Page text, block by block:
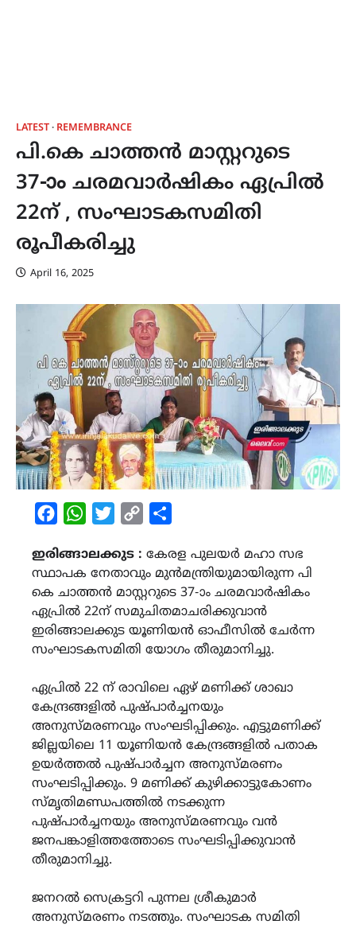
LATEST REMEMBRANCE
പി.കെ ചാത്തൻ മാസ്റ്ററുടെ
37-ാം ചരമവാർഷികം ഏപ്രിൽ
22ന് , സംഘാടകസമിതി
രൂപീകരിച്ചു
April 16, 2025
FacebookWhatsAppTwitterCopy
ഇരിങ്ങാലക്കുട : കേരള പുലയർ മഹാ സഭ
സ്ഥാപക നേതാവും മുൻമന്ത്രിയുമായിരുന്ന പി
കെ ചാത്തൻ മാസ്റ്ററുടെ 37-ാം ചരമവാർഷികം
ഏപ്രിൽ 22ന് സമുചിതമാചരിക്കുവാൻ
ഇരിങ്ങാലക്കുട യൂണിയൻ ഓഫീസിൽ ചേർന്ന
സംഘാടകസമിതി യോഗം തീരുമാനിച്ചു.
ഏപ്രിൽ 22 ന് രാവിലെ ഏഴ് മണിക്ക് ശാഖാ
കേന്ദ്രങ്ങളിൽ പുഷ്പാർച്ചനയും
അനുസ്മരണവും സംഘടിപ്പിക്കും. എട്ടുമണിക്ക്
ജില്ലയിലെ 11 യൂണിയൻ കേന്ദ്രങ്ങളിൽ പതാക
ഉയർത്തൽ പുഷ്പാർച്ചന അനുസ്മരണം
സംഘടിപ്പിക്കും. 9 മണിക്ക് കുഴിക്കാട്ടുകോണം
സ്മൃതിമണ്ഡപത്തിൽ നടക്കുന്ന
പുഷ്പാർച്ചനയും അനുസ്മരണവും വൻ
ജനപങ്കാളിത്തത്തോടെ സംഘടിപ്പിക്കുവാൻ
തീരുമാനിച്ചു.
ജനറൽ സെക്രട്ടറി പുന്നല ശ്രീകുമാർ
അനുസ്മരണം നടത്തും. സംഘാടക സമിതി